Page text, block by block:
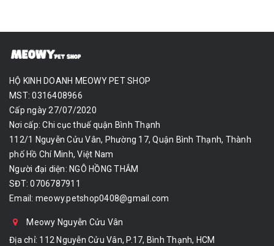
HỘ KINH DOANH MEOWY PET SHOP
MST: 0316408966
Cấp ngày 27/07/2020
Nơi cấp: Chi cục thuế quận Bình Thạnh
112/1 Nguyễn Cửu Vân, Phường 17, Quận Bình Thạnh, Thành
phố Hồ Chí Minh, Việt Nam
Người đại diện: NGÔ HỒNG THẮM
SĐT: 0706787911
Email: meowy.petshop0408@gmail.com
Meowy Nguyễn Cửu Vân
Địa chỉ: 112 Nguyễn Cửu Vân, P.17, Bình Thạnh, HCM